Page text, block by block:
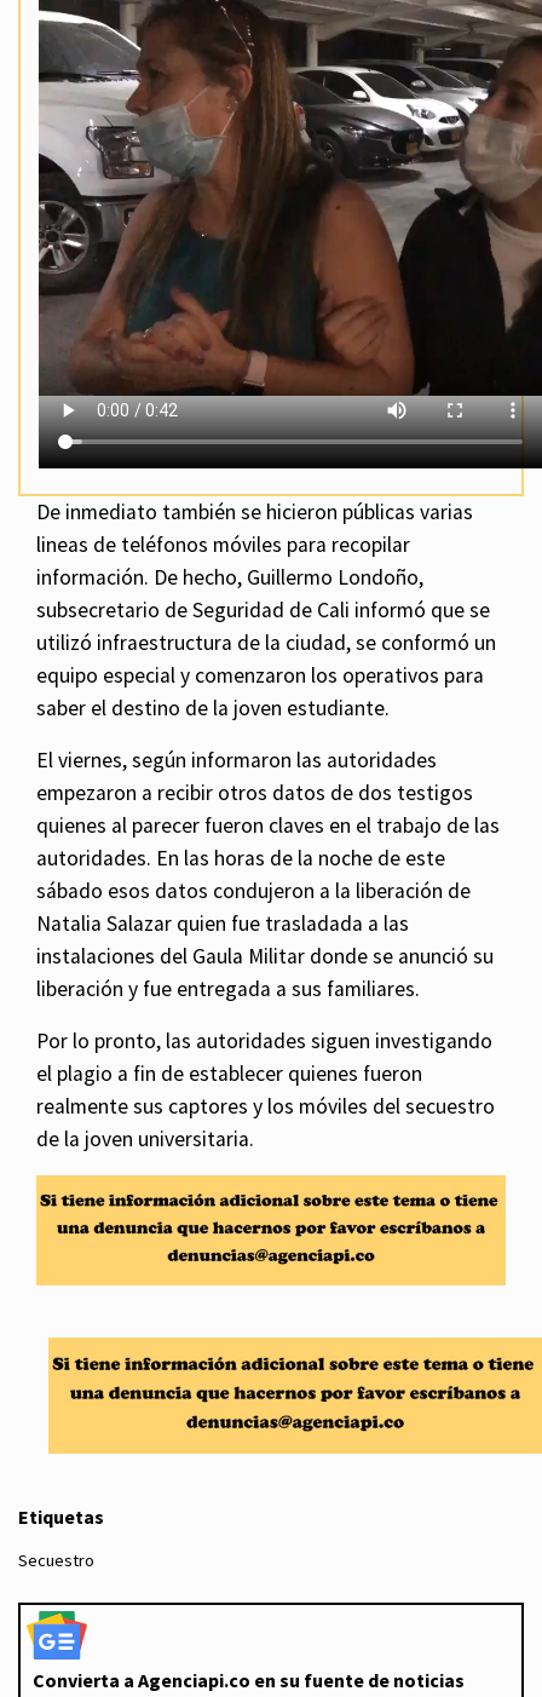
De inmediato también se hicieron públicas varias
lineas de teléfonos móviles para recopilar
información. De hecho, Guillermo Londoño,
subsecretario de Seguridad de Cali informó que se
utilizó infraestructura de la ciudad, se conformó un
equipo especial y comenzaron los operativos para
saber el destino de la joven estudiante.
El viernes, según informaron las autoridades
empezaron a recibir otros datos de dos testigos
quienes al parecer fueron claves en el trabajo de las
autoridades. En las horas de la noche de este
sábado esos datos condujeron a la liberación de
Natalia Salazar quien fue trasladada a las
instalaciones del Gaula Militar donde se anunció su
liberación y fue entregada a sus familiares.
Por lo pronto, las autoridades siguen investigando
el plagio a fin de establecer quienes fueron
realmente sus captores y los móviles del secuestro
de la joven universitaria.
Etiquetas
Secuestro
Convierta a Agenciapi.co en su fuente de noticias